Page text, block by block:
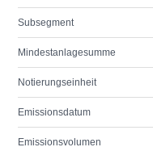
Subsegment
Mindestanlagesumme
Notierungseinheit
Emissionsdatum
Emissionsvolumen